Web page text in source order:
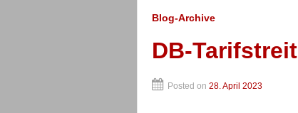
Blog-Archive
DB-Tarifstreit
Posted on 28. April 2023